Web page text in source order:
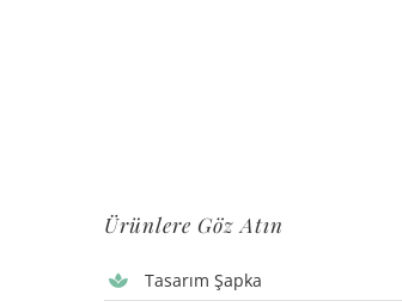
Ürünlere Göz Atın
Tasarım Şapka